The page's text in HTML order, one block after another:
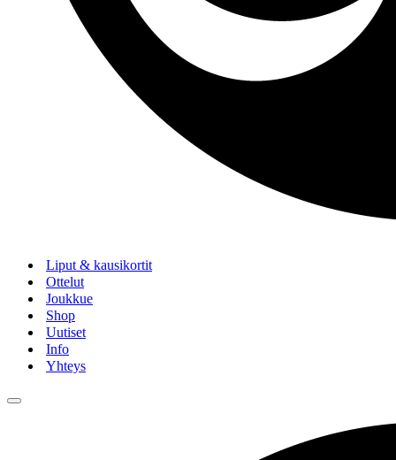
Liput & kausikortit
Ottelut
Joukkue
Shop
Uutiset
Info
Yhteys
Navigation